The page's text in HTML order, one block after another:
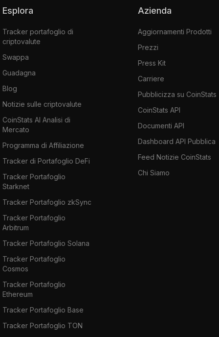
Esplora
Tracker portafoglio di
criptovalute
Swappa
Guadagna
Blog
Notizie sulle criptovalute
CoinStats AI Analisi di
Mercato
Programma di Affiliazione
Tracker di Portafoglio DeFi
Tracker Portafoglio
Starknet
Tracker Portafoglio zkSync
Tracker Portafoglio
Arbitrum
Tracker Portafoglio Solana
Tracker Portafoglio
Cosmos
Tracker Portafoglio
Ethereum
Tracker Portafoglio Base
Tracker Portafoglio TON
Azienda
Aggiornamenti Prodotti
Prezzi
Press Kit
Carriere
Pubblicizza su CoinStats
CoinStats API
Documenti API
Dashboard API Pubblica
Feed Notizie CoinStats
Chi Siamo